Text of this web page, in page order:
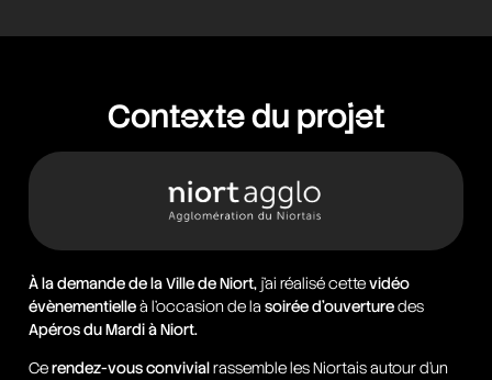
Contexte du projet
À la demande de la Ville de Niort, j’ai réalisé cettevidéo
évènementielleà l’occasion de la soirée d’ouverturedes
Apéros du Mardi à Niort.
Cerendez-vous convivialrassemble les Niortais autour d’un